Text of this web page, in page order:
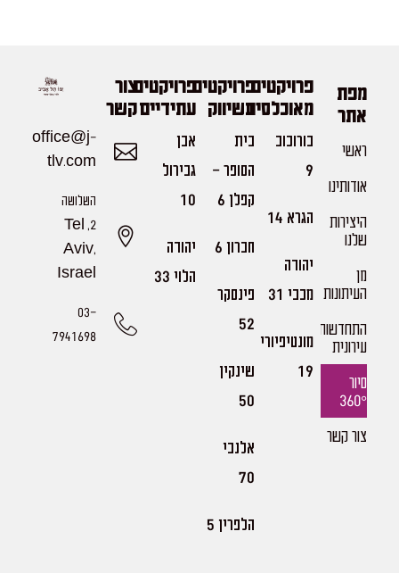
מפת
אתר
ראשי
אודותינו
היצירות
שלנו​
מן
העיתונות
התחדשות
עירונית
סיור
360°
צור קשר
פרויקטים
מאוכלסים
בורוכוב
9
הגרא 14
יהודה
מכבי 31
מונטיפיורי
19
פרויקטים
בשיווק
בית
הסופר -
קפלן 6
חברון 6
פינסקר
52
שינקין
50
אלנבי
70
הלפרין 5
פרויקטים
עתידיים
אבן
גבירול
10
יהודה
הלוי 33
צור
קשר
office@j-
tlv.com
השלושה
2, Tel
Aviv,
Israel
03-
7941698